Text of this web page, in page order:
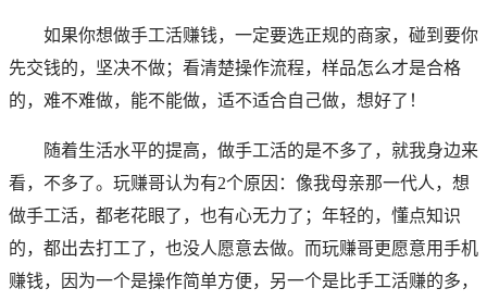
如果你想做手工活赚钱，一定要选正规的商家，碰到要你
先交钱的，坚决不做；看清楚操作流程，样品怎么才是合格
的，难不难做，能不能做，适不适合自己做，想好了！
随着生活水平的提高，做手工活的是不多了，就我身边来
看，不多了。 玩赚哥认为有2个原因：像我母亲那一代人，想
做手工活，都老花眼了，也有心无力了；年轻的，懂点知识
的，都出去打工了，也没人愿意去做。而玩赚哥更愿意用手机
赚钱，因为一个是操作简单方便，另一个是比手工活赚的多，